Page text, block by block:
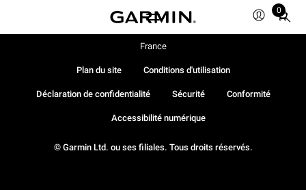
0
Total
© Garmin Ltd. ou ses filiales. Tous droits réservés.
Plan du site Conditions d'utilisation
Déclaration de confidentialité Sécurité Conformité
Accessibilité numérique
France